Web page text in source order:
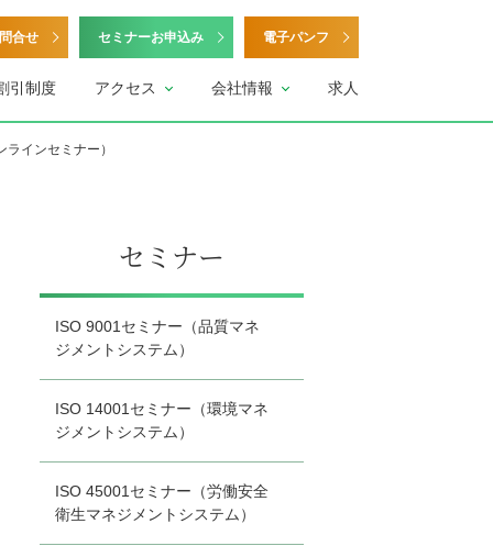
合せ セミナーお申込み 電子パンフ
引制度 アクセス 会社情報 求人
インセミナー）
セミナー
ISO 9001セミナー（品質マネ
ジメントシステム）
ISO 14001セミナー（環境マネ
ジメントシステム）
ISO 45001セミナー（労働安全
衛生マネジメントシステム）